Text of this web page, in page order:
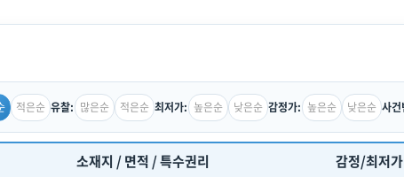
적은순 유찰: 많은순 적은순 최저가: 높은순 낮은순 감정가: 높은순 낮은순 사
소재지 / 면적 / 특수권리 감정/최저가